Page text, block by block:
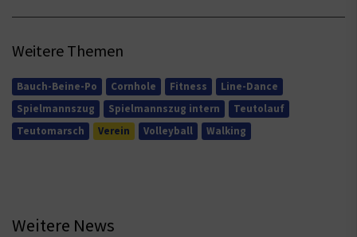
Weitere Themen
Bauch-Beine-Po Cornhole Fitness
Line-Dance
Spielmannszug
Spielmannszug intern
Teutolauf
Teutomarsch
Verein Volleyball Walking
Weitere News